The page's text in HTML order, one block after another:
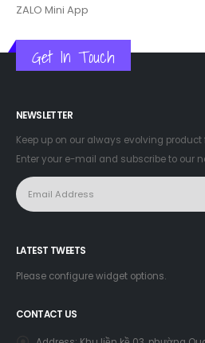
ZALO Mini App
Get In Touch
NEWSLETTER
Keep up on our always evolving
Enter your e-mail and subscribe to our
LATEST TWEETS
Please configure widget options.
CONTACT US